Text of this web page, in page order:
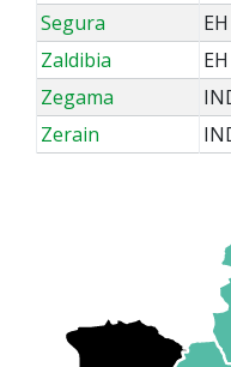
Segura
Zaldibia
Zegama
Zerain